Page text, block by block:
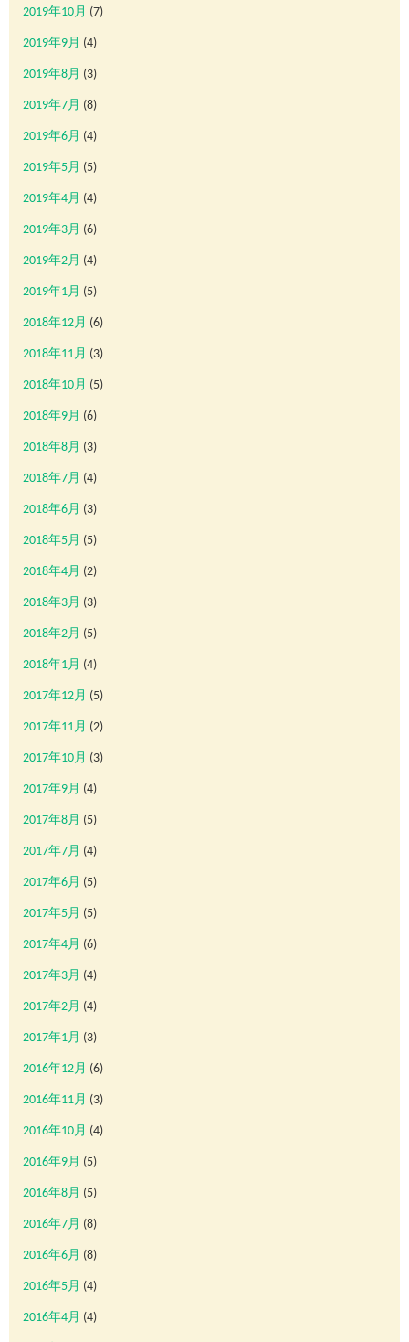
2019年10月 (7)
2019年9月 (4)
2019年8月 (3)
2019年7月 (8)
2019年6月 (4)
2019年5月 (5)
2019年4月 (4)
2019年3月 (6)
2019年2月 (4)
2019年1月 (5)
2018年12月 (6)
2018年11月 (3)
2018年10月 (5)
2018年9月 (6)
2018年8月 (3)
2018年7月 (4)
2018年6月 (3)
2018年5月 (5)
2018年4月 (2)
2018年3月 (3)
2018年2月 (5)
2018年1月 (4)
2017年12月 (5)
2017年11月 (2)
2017年10月 (3)
2017年9月 (4)
2017年8月 (5)
2017年7月 (4)
2017年6月 (5)
2017年5月 (5)
2017年4月 (6)
2017年3月 (4)
2017年2月 (4)
2017年1月 (3)
2016年12月 (6)
2016年11月 (3)
2016年10月 (4)
2016年9月 (5)
2016年8月 (5)
2016年7月 (8)
2016年6月 (8)
2016年5月 (4)
2016年4月 (4)